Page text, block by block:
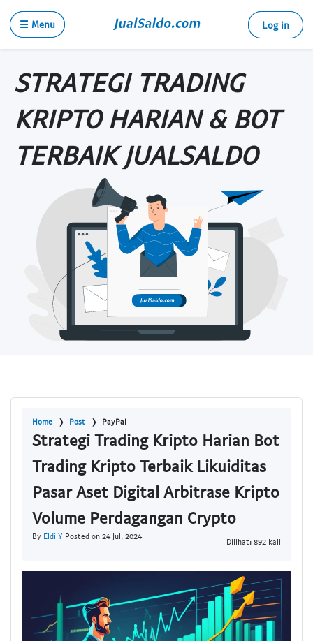
☰ Menu Log in
STRATEGI TRADING
KRIPTO HARIAN & BOT
TERBAIK JUALSALDO
Home Post PayPal
Strategi Trading Kripto Harian Bot
Trading Kripto Terbaik Likuiditas
Pasar Aset Digital Arbitrase Kripto
Volume Perdagangan Crypto
By Eldi Y Posted on 24 Jul, 2024
Dilihat: 892 kali